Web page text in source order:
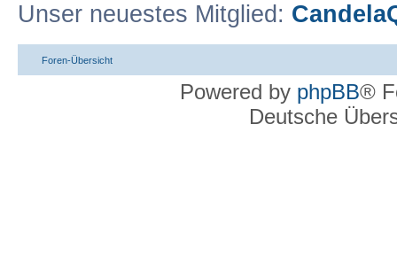
Unser neuestes Mitglied:
Foren-Übersicht
Powered by phpBB®
Deutsche